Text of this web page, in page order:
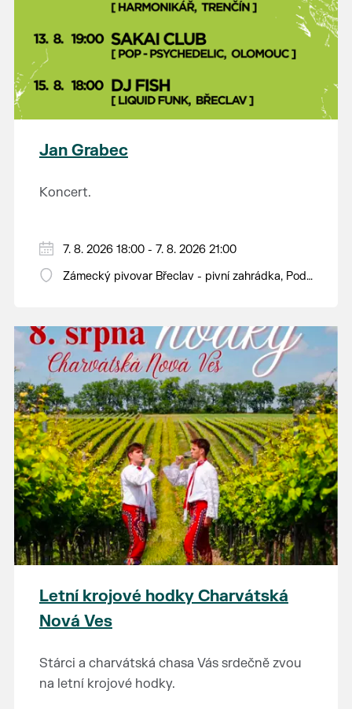
Jan Grabec
Koncert.
7. 8. 2026 18:00 - 7. 8. 2026 21:00
Zámecký pivovar Břeclav - pivní zahrádka, Pod
Letní krojové hodky Charvátská
Nová Ves
Stárci a charvátská chasa Vás srdečně zvou
na letní krojové hodky.